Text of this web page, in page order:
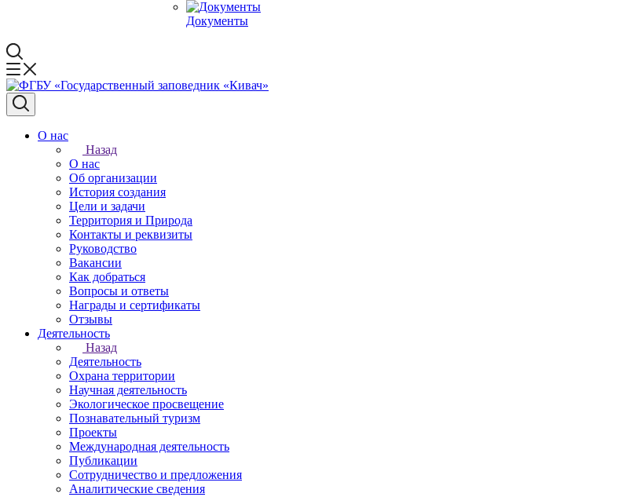
Документы
О нас
Назад
О нас
Об организации
История создания
Цели и задачи
Территория и Природа
Контакты и реквизиты
Руководство
Вакансии
Как добраться
Вопросы и ответы
Награды и сертификаты
Отзывы
Деятельность
Назад
Деятельность
Охрана территории
Научная деятельность
Экологическое просвещение
Познавательный туризм
Проекты
Международная деятельность
Публикации
Сотрудничество и предложения
Аналитические сведения